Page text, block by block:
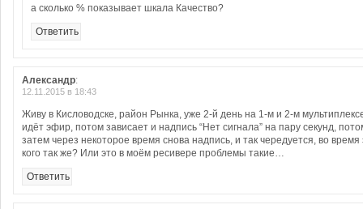
а сколько % показывает шкала Качество?
Ответить
Александр:
12.11.2015 в 18:43
Живу в Кисловодске, район Рынка, уже 2-й день на 1-м и 2-м
идёт эфир, потом зависает и надпись “Нет сигнала” на пару секунд,
затем через некоторое время снова надпись, и так чередуется, во время
кого так же? Или это в моём ресивере проблемы такие…
Ответить